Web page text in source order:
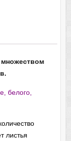
белого,
листья